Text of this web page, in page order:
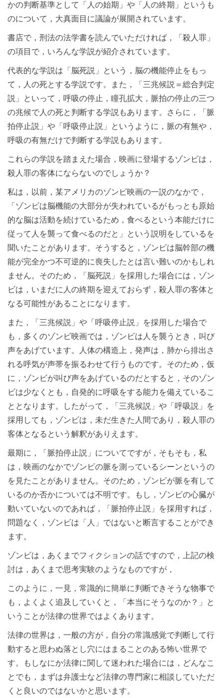
かの判断基準として「人の始期」や「人の終期」というも
のについて，大真面目に議論が展開されています。
書店で，刑法の法学書を読んでいただければ，「殺人罪」
の項目で，いろんな学説が紹介されています。
代表的な学説は「脳死説」という，脳の機能停止をもっ
て，人の死とする学説です。また，「三兆候説＝総合判定
説」といって，呼吸の停止，瞳孔拡大，脈拍の停止の三つ
の兆候で人の死と判断する学説もあります。さらに，「脈
拍停止説」や「呼吸停止説」というように，脈の有無や，
呼吸の有無だけで判断する学説もあります。
これらの学説を踏まえた場合，映画に登場するゾンビは，
殺人罪の客体にならないのでしょうか？
私は，以前，某アメリカのゾンビ映画の一説のなかで，
「ゾンビは脳機能の大部分が失われているがもっとも原始
的な脳は活動を続けているため，食べるという本能だけに
従って人を襲って食べるのだと」という説明をしているを
聞いたことがあります。そうすると，ゾンビは脳幹部の機
能が完全かつ不可逆的に喪失したとは言い難いのかもしれ
ません。そのため，「脳死説」を採用した場合には，ゾン
ビは，いまだに人の終期を迎えておらず，殺人罪の客体と
なる可能性があることになります。
また，「三兆候説」や「呼吸停止説」を採用した場合で
も，多くのゾンビ映画では，ゾンビは人を襲うとき，叫び
声をあげています。人体の構造上，発声は，肺から排出さ
れる呼気が声帯を振るわせて行うものです。そのため，仮
に，ゾンビが叫び声をあげているのだとすると，そのゾン
ビは少なくとも，自発的に呼吸をする能力を備えているこ
ととなります。したがって，「三兆候説」や「呼吸説」を
採用しても，ゾンビは，未だ生きた人間であり，殺人罪の
客体となるという解釈がありえます。
最期に，「脈拍停止説」についてですが，そもそも，私
は，映画のなかでゾンビの脈を測っているシーンというの
を見たことがありません。そのため，ゾンビが脈を有して
いるのか否かについては不明です。もし，ゾンビの心臓が
動いていないのであれば，「脈拍停止説」を採用すれば，
問題なく，ゾンビは「人」ではないと断言することができ
ます。
ゾンビは，あくまでフィクションの話ですので，上記の検
討は，あくまで思考実験のようなものですが，
このように，一見，常識的に簡単に判断できそうな物事で
も，よくよく追及していくと，「本当にそうなのか？」と
いうことが法律の世界ではよくあります。
法律の世界は，一般の方が，自分の常識感覚で判断して行
動すると思わぬ落とし穴にはまることのある怖い世界で
す。もしなにか法律に関して迷われた場合には，どんなこ
とでも，まずは弁護士など法律の専門家に相談していただ
くと良いのではないかと思います。